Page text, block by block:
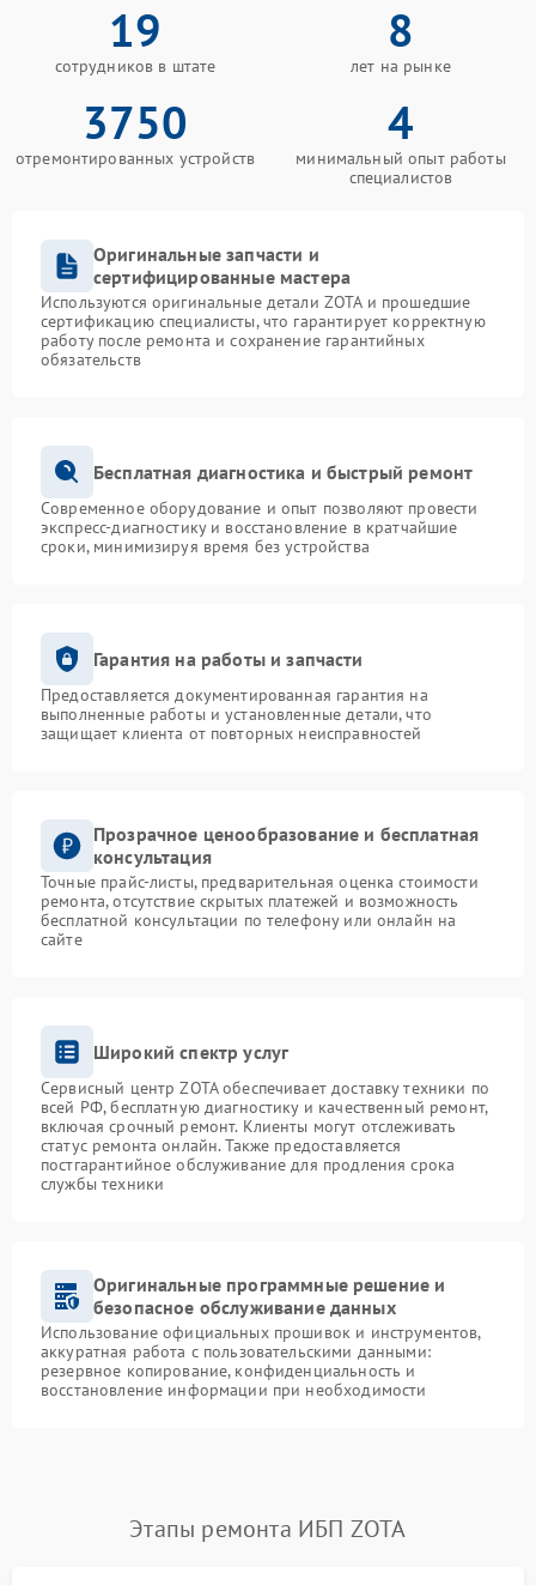
19
сотрудников в штате
8
лет на рынке
3750
отремонтированных устройств
4
минимальный опыт работы
специалистов
Оригинальные запчасти и
сертифицированные мастера
Используются оригинальные детали ZOTA и прошедшие
сертификацию специалисты, что гарантирует корректную
работу после ремонта и сохранение гарантийных
обязательств
Бесплатная диагностика и быстрый ремонт
Современное оборудование и опыт позволяют провести
экспресс-диагностику и восстановление в кратчайшие
сроки, минимизируя время без устройства
Гарантия на работы и запчасти
Предоставляется документированная гарантия на
выполненные работы и установленные детали, что
защищает клиента от повторных неисправностей
Прозрачное ценообразование и бесплатная
консультация
Точные прайс-листы, предварительная оценка стоимости
ремонта, отсутствие скрытых платежей и возможность
бесплатной консультации по телефону или онлайн на
сайте
Широкий спектр услуг
Сервисный центр ZOTA обеспечивает доставку техники по
всей РФ, бесплатную диагностику и качественный ремонт,
включая срочный ремонт. Клиенты могут отслеживать
статус ремонта онлайн. Также предоставляется
постгарантийное обслуживание для продления срока
службы техники
Оригинальные программные решение и
безопасное обслуживание данных
Использование официальных прошивок и инструментов,
аккуратная работа с пользовательскими данными:
резервное копирование, конфиденциальность и
восстановление информации при необходимости
Этапы ремонта ИБП ZOTA